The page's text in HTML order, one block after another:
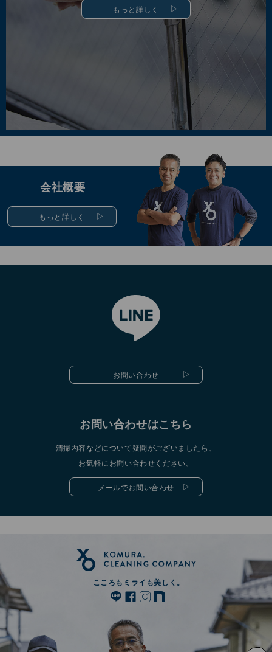
もっと詳しく
会社概要
もっと詳しく
お問い合わせ
お問い合わせはこちら
清掃内容などについて疑問がございましたら、
お気軽にお問い合わせください。
メールでお問い合わせ
こころもミライも美しく。